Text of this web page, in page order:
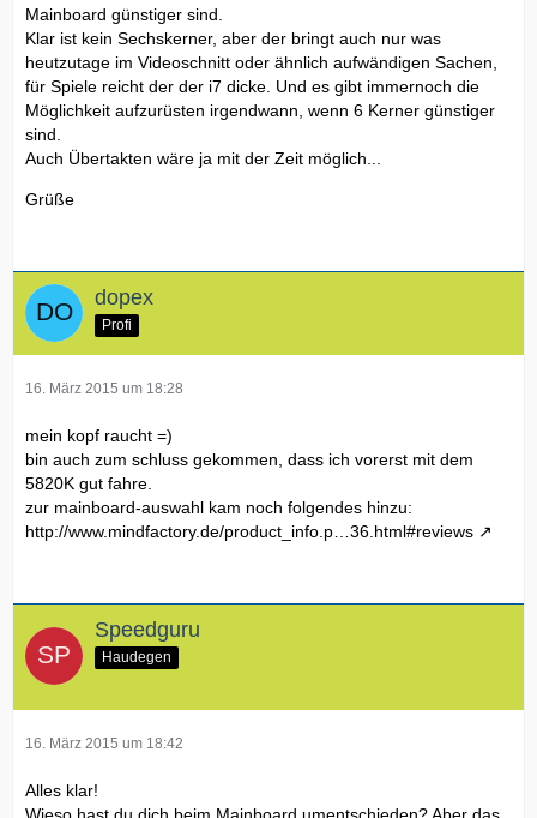
Mainboard günstiger sind.
Klar ist kein Sechskerner, aber der bringt auch nur was
heutzutage im Videoschnitt oder ähnlich aufwändigen Sachen,
für Spiele reicht der der i7 dicke. Und es gibt immernoch die
Möglichkeit aufzurüsten irgendwann, wenn 6 Kerner günstiger
sind.
Auch Übertakten wäre ja mit der Zeit möglich...
Grüße
dopex
Profi
16. März 2015 um 18:28
mein kopf raucht =)
bin auch zum schluss gekommen, dass ich vorerst mit dem
5820K gut fahre.
zur mainboard-auswahl kam noch folgendes hinzu:
http://www.mindfactory.de/product_info.p…36.html#reviews
Speedguru
Haudegen
16. März 2015 um 18:42
Alles klar!
Wieso hast du dich beim Mainboard umentschieden? Aber das